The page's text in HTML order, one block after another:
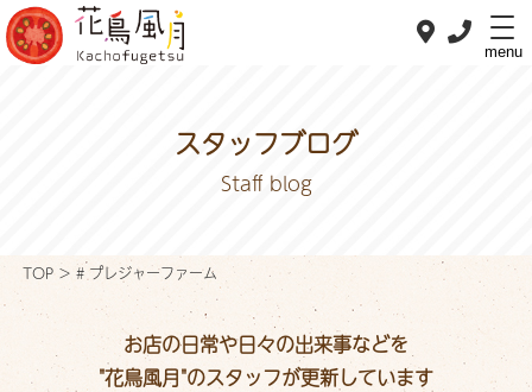
menu
ホーム
私たちの想い
Concept
おべんとメニュー
OBENTO menu
スタッフブログ
Staff blog
TOP > # プレジャーファーム
お店の日常や日々の出来事などを
"花鳥風月"のスタッフが更新しています